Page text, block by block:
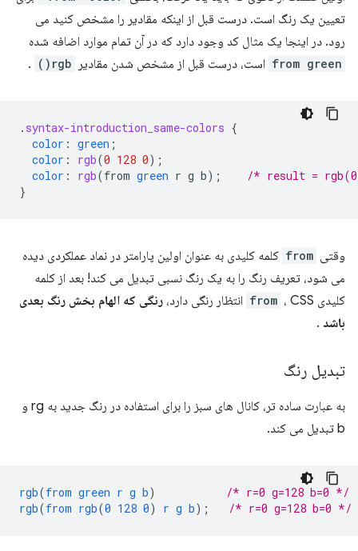
تعیین یک رنگ است. درست قبل از اینکه مقادیر را مشخص کنید می
رود. در اینجا یک مثال کد وجود دارد که در آن تمام موارد اضافه شده
from green است، درست قبل از مشخص شدن مقادیر rgb()
.
. syntax-introduction_same-colors {
color : green ;
color : rgb(0 128 0);
color : rgb(from green r g b);
/* result =
}
وقتی from کلمه کلیدی به عنوان اولین پارامتر در نماد عملکردی دیده
می شود، تعریف رنگ را به یک رنگ نسبی تبدیل می کند! بعد از کلمه
کلیدی
from ، CSS انتظار رنگی دارد،
رنگی که الهام بخش رنگ بعدی
باشد .
تبدیل رنگ
به عبارت ساده تر، کانال های سبز را برای استفاده در رنگ جدید به rg و
b تبدیل می کند.
rgb(from green r g b)
/* r=0 g=128 b=0 */
rgb(from rgb(0 128 0) r g b); /* r=0 g=128 b=0 */